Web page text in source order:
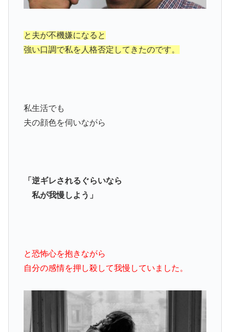
と夫が不機嫌になると
強い口調で私を人格否定してきたのです。
私生活でも
夫の顔色を伺いながら
「逆ギレされるぐらいなら
私が我慢しよう」
と恐怖心を抱きながら
自分の感情を押し殺して我慢していました。